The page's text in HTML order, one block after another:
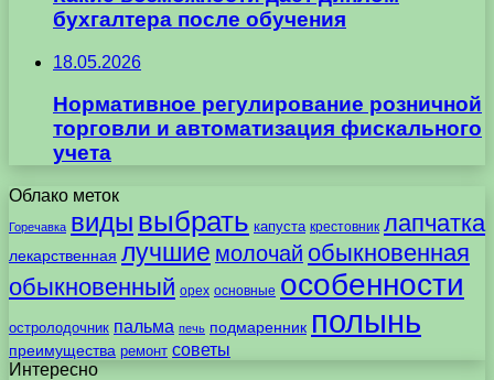
бухгалтера после обучения
18.05.2026
Нормативное регулирование розничной
торговли и автоматизация фискального
учета
Облако меток
Горечавка виды выбрать капуста крестовник лапчатка
лекарственная лучшие молочай обыкновенная
обыкновенный орех основные особенности
остролодочник пальма печь подмаренник полынь
преимущества ремонт советы
Интересно